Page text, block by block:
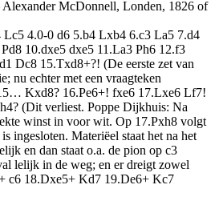
McDonnell, Londen, 1826 of
Lc5 4.0-0 d6 5.b4 Lxb4 6.c3 La5 7.d4
10.dxe5 dxe5 11.La3 Ph6 12.f3
Dc8 15.Txd8+?! (De eerste zet van
nu echter met een vraagteken
Kxd8? 16.Pe6+! fxe6 17.Lxe6 Lf7!
(Dit verliest. Poppe Dijkhuis: Na
winst in voor wit. Op 17.Pxh8 volgt
ingesloten. Materiëel staat het na het
en dan staat o.a. de pion op c3
lelijk in de weg; en er dreigt zowel
c6 18.Dxe5+ Kd7 19.De6+ Kc7